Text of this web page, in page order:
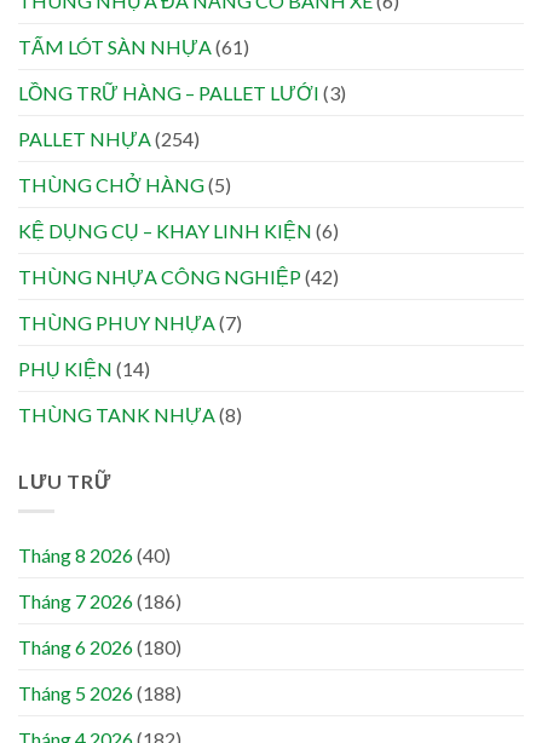
TẤM LÓT SÀN NHỰA(61)
LỒNG TRỮ HÀNG – PALLET LƯỚI (3)
PALLET NHỰA(254)
THÙNG CHỞ HÀNG(5)
KỆ DỤNG CỤ – KHAY LINH KIỆN (6)
THÙNG NHỰA CÔNG NGHIỆP(42)
THÙNG PHUY NHỰA(7)
PHỤ KIỆN (14)
THÙNG TANK NHỰA(8)
LƯU TRỮ
Tháng 8 2026(40)
Tháng 7 2026(186)
Tháng 6 2026(180)
Tháng 5 2026(188)